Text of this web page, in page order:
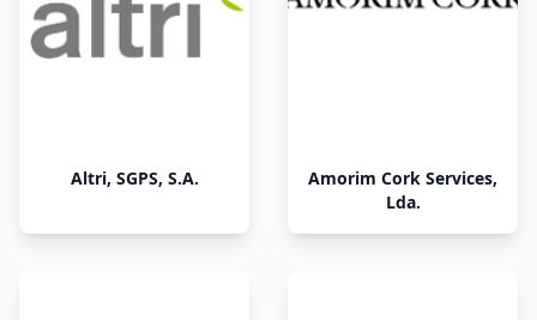
Altri, SGPS, S.A.
Amorim Cork Services,
Lda.